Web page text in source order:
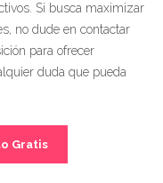
Si busca maximizar
no dude en contactar
para ofrecer
duda que pueda
Gratis